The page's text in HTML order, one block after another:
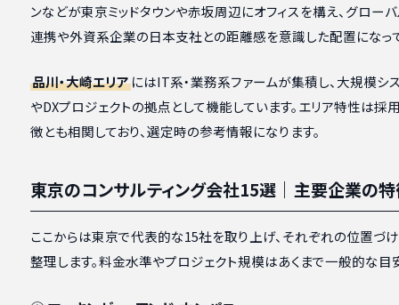
ンなどが東京ミッドタウンや赤坂周辺にオフィスを構え、グロー
連携や外資系企業の日本支社との距離感を意識した配置になっ
品川・大崎エリアにはIT系・業務系ファームが集積し、大規模シ
やDXプロジェクトの拠点として機能しています。エリア特性は採
徴とも相関しており、選定時の参考情報になります。
東京のコンサルティング会社15選｜主要企業の
ここからは東京で代表的な15社を取り上げ、それぞれの位置づ
整理します。料金水準やプロジェクト規模はあくまで一般的な目